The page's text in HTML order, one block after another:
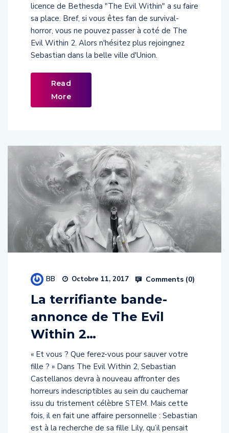
licence de Bethesda "The Evil Within" a su faire
sa place. Bref, si vous êtes fan de survival-
horror, vous ne pouvez passer à coté de The
Evil Within 2. Alors n'hésitez plus rejoingnez
Sebastian dans la belle ville d'Union.
Read
More
BB Octobre 11, 2017 Comments (0)
La terrifiante bande-
annonce de The Evil
Within 2…
« Et vous ? Que ferez-vous pour sauver votre
fille ? » Dans The Evil Within 2, Sebastian
Castellanos devra à nouveau affronter des
horreurs indescriptibles au sein du cauchemar
issu du tristement célèbre STEM. Mais cette
fois, il en fait une affaire personnelle : Sebastian
est à la recherche de sa fille Lily, qu’il pensait